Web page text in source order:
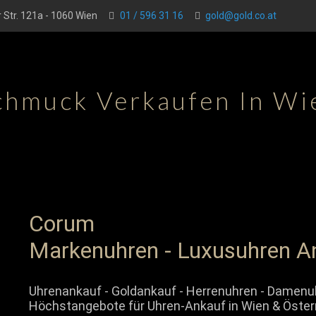
121a - 1060 Wien 01 / 596 31 16 gold@gold.co.at
Verkaufen In